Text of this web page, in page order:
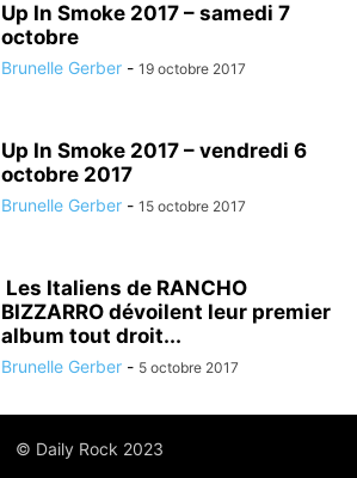
Up In Smoke 2017 – samedi 7
octobre
Brunelle Gerber - 19 octobre 2017
Up In Smoke 2017 – vendredi 6
octobre 2017
Brunelle Gerber - 15 octobre 2017
Les Italiens de RANCHO
BIZZARRO dévoilent leur premier
album tout droit...
Brunelle Gerber - 5 octobre 2017
© Daily Rock 2023